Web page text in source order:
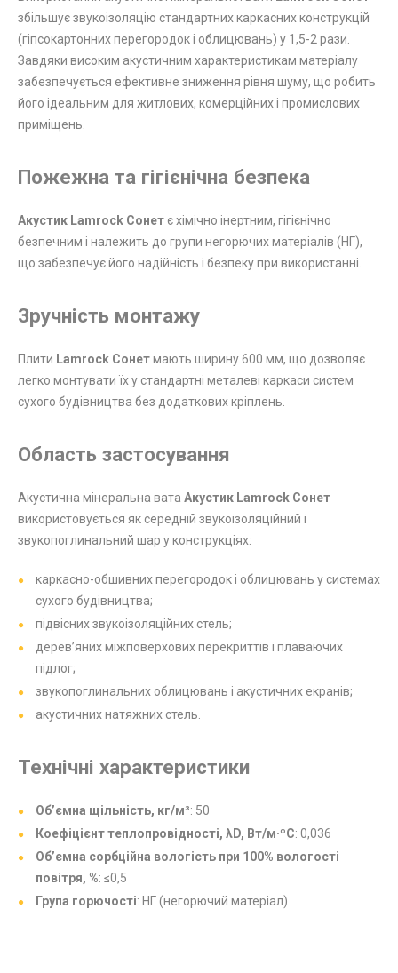
збільшує звукоізоляцію стандартних каркасних конструкцій
(гіпсокартонних перегородок і облицювань) у 1,5-2 рази.
Завдяки високим акустичним характеристикам матеріалу
забезпечується ефективне зниження рівня шуму, що робить
його ідеальним для житлових, комерційних і промислових
приміщень.
Пожежна та гігієнічна безпека
Акустик Lamrock Сонет є хімічно інертним, гігієнічно
безпечним і належить до групи негорючих матеріалів (НГ),
що забезпечує його надійність і безпеку при використанні.
Зручність монтажу
Плити Lamrock Сонетмають ширину 600 мм, що дозволяє
легко монтувати їх у стандартні металеві каркаси систем
сухого будівництва без додаткових кріплень.
Область застосування
Акустична мінеральна вата Акустик Lamrock Сонет
використовується як середній звукоізоляційний і
звукопоглинальний шар у конструкціях:
каркасно-обшивних перегородок і облицювань у системах
сухого будівництва;
підвісних звукоізоляційних стель;
дерев’яних міжповерхових перекриттів і плаваючих
підлог;
звукопоглинальних облицювань і акустичних екранів;
акустичних натяжних стель.
Технічні характеристики
Об’ємна щільність, кг/м³: 50
Коефіцієнт теплопровідності, λD, Вт/м·ºC: 0,036
Об’ємна сорбційна вологість при 100% вологості
повітря, %: ≤0,5
Група горючості: НГ (негорючий матеріал)